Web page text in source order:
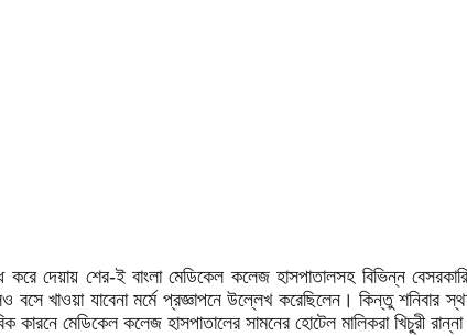
দেয়ায় শের-ই বাংলা মেডিকেল কলেজ হাসপাতালসহ বিভিন্ন
খাওয়া যাবেনা মর্মে প্রজ্ঞাপনে উল্লেখ করেছিলেন। কিন্তু শনিবার
মেডিকেল কলেজ হাসপাতালের সামনের হোটেল মালিকরা খিচুরী